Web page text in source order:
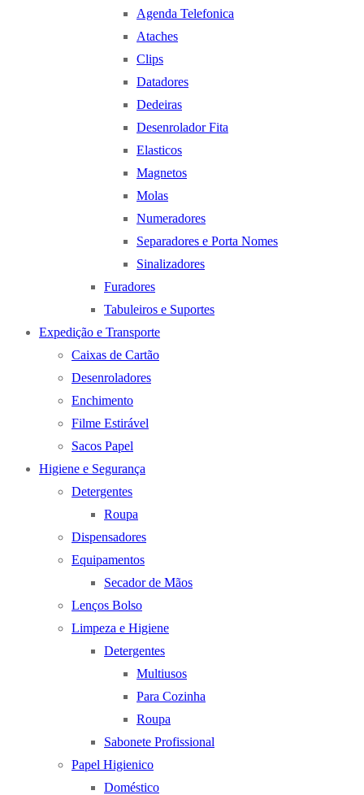
Agenda Telefonica
Ataches
Clips
Datadores
Dedeiras
Desenrolador Fita
Elasticos
Magnetos
Molas
Numeradores
Separadores e Porta Nomes
Sinalizadores
Furadores
Tabuleiros e Suportes
Expedição e Transporte
Caixas de Cartão
Desenroladores
Enchimento
Filme Estirável
Sacos Papel
Higiene e Segurança
Detergentes
Roupa
Dispensadores
Equipamentos
Secador de Mãos
Lenços Bolso
Limpeza e Higiene
Detergentes
Multiusos
Para Cozinha
Roupa
Sabonete Profissional
Papel Higienico
Doméstico